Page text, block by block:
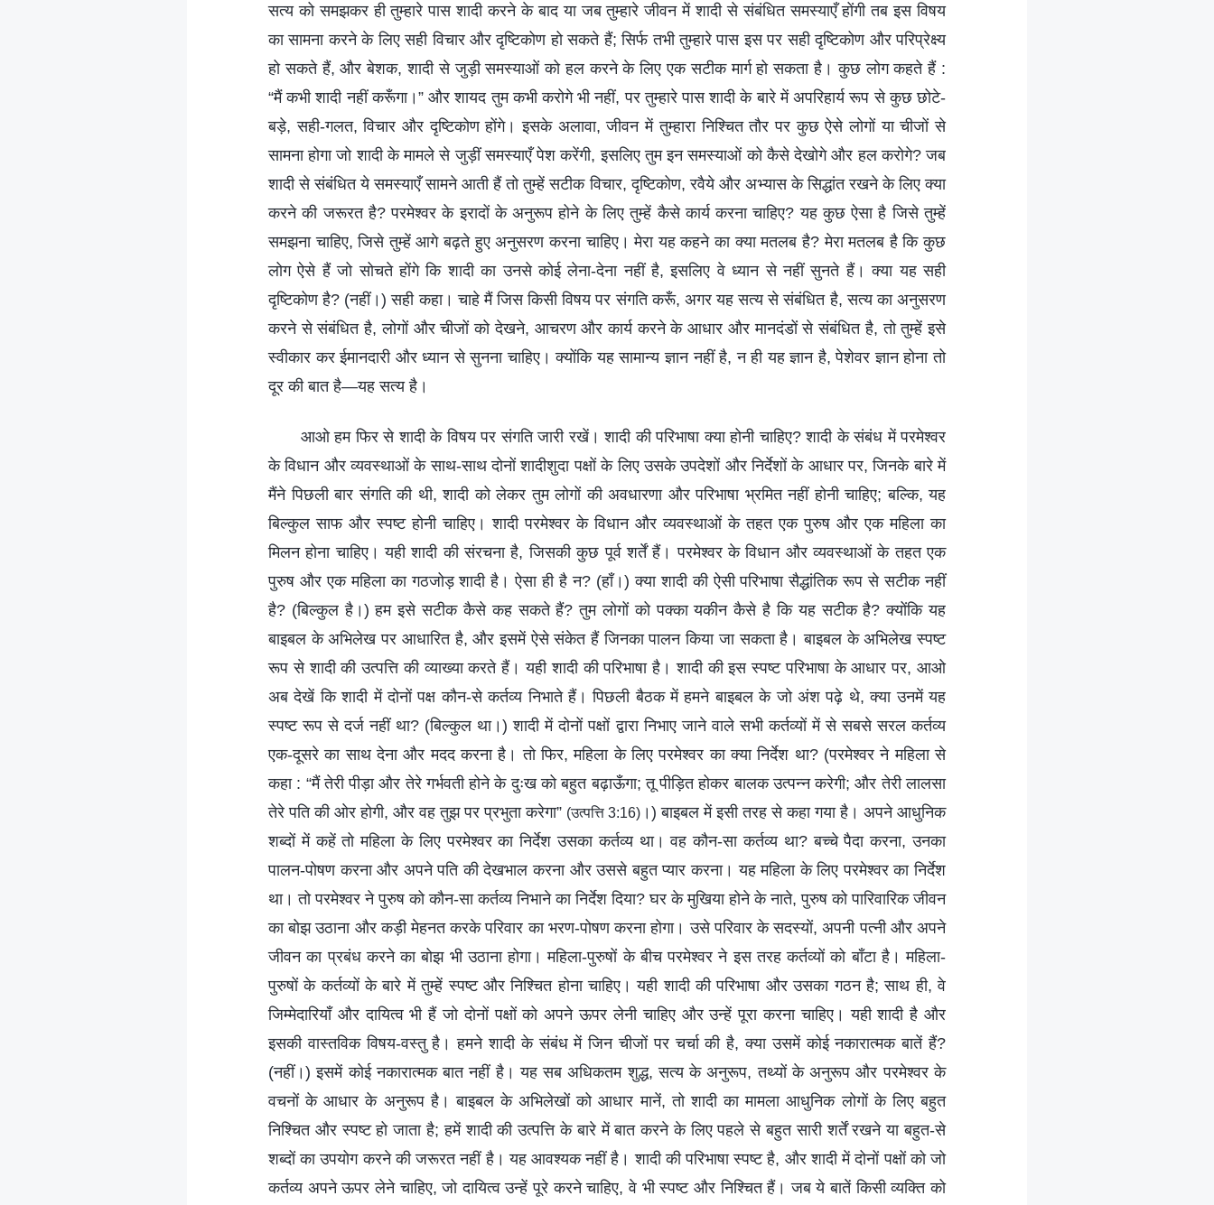
सत्य को समझकर ही तुम्हारे पास शादी करने के बाद या जब तुम्हारे जीवन में शादी से संबंधित समस्याएँ होंगी तब इस विषय
का सामना करने के लिए सही विचार और दृष्टिकोण हो सकते हैं; सिर्फ तभी तुम्हारे पास इस पर सही दृष्टिकोण और परिप्रेक्ष्य
हो सकते हैं, और बेशक, शादी से जुड़ी समस्याओं को हल करने के लिए एक सटीक मार्ग हो सकता है। कुछ लोग कहते हैं :
“मैं कभी शादी नहीं करूँगा।” और शायद तुम कभी करोगे भी नहीं, पर तुम्हारे पास शादी के बारे में अपरिहार्य रूप से कुछ छोटे-
बड़े, सही-गलत, विचार और दृष्टिकोण होंगे। इसके अलावा, जीवन में तुम्हारा निश्चित तौर पर कुछ ऐसे लोगों या चीजों से
सामना होगा जो शादी के मामले से जुड़ीं समस्याएँ पेश करेंगी, इसलिए तुम इन समस्याओं को कैसे देखोगे और हल करोगे? जब
शादी से संबंधित ये समस्याएँ सामने आती हैं तो तुम्हें सटीक विचार, दृष्टिकोण, रवैये और अभ्यास के सिद्धांत रखने के लिए क्या
करने की जरूरत है? परमेश्वर के इरादों के अनुरूप होने के लिए तुम्हें कैसे कार्य करना चाहिए? यह कुछ ऐसा है जिसे तुम्हें
समझना चाहिए, जिसे तुम्हें आगे बढ़ते हुए अनुसरण करना चाहिए। मेरा यह कहने का क्या मतलब है? मेरा मतलब है कि कुछ
लोग ऐसे हैं जो सोचते होंगे कि शादी का उनसे कोई लेना-देना नहीं है, इसलिए वे ध्यान से नहीं सुनते हैं। क्या यह सही
दृष्टिकोण है? (नहीं।) सही कहा। चाहे मैं जिस किसी विषय पर संगति करूँ, अगर यह सत्य से संबंधित है, सत्य का अनुसरण
करने से संबंधित है, लोगों और चीजों को देखने, आचरण और कार्य करने के आधार और मानदंडों से संबंधित है, तो तुम्हें इसे
स्वीकार कर ईमानदारी और ध्यान से सुनना चाहिए। क्योंकि यह सामान्य ज्ञान नहीं है, न ही यह ज्ञान है, पेशेवर ज्ञान होना तो
दूर की बात है—यह सत्य है।
आओ हम फिर से शादी के विषय पर संगति जारी रखें। शादी की परिभाषा क्या होनी चाहिए? शादी के संबंध में परमेश्वर
के विधान और व्यवस्थाओं के साथ-साथ दोनों शादीशुदा पक्षों के लिए उसके उपदेशों और निर्देशों के आधार पर, जिनके बारे में
मैंने पिछली बार संगति की थी, शादी को लेकर तुम लोगों की अवधारणा और परिभाषा भ्रमित नहीं होनी चाहिए; बल्कि, यह
बिल्कुल साफ और स्पष्ट होनी चाहिए। शादी परमेश्वर के विधान और व्यवस्थाओं के तहत एक पुरुष और एक महिला का
मिलन होना चाहिए। यही शादी की संरचना है, जिसकी कुछ पूर्व शर्तें हैं। परमेश्वर के विधान और व्यवस्थाओं के तहत एक
पुरुष और एक महिला का गठजोड़ शादी है। ऐसा ही है न? (हाँ।) क्या शादी की ऐसी परिभाषा सैद्धांतिक रूप से सटीक नहीं
है? (बिल्कुल है।) हम इसे सटीक कैसे कह सकते हैं? तुम लोगों को पक्का यकीन कैसे है कि यह सटीक है? क्योंकि यह
बाइबल के अभिलेख पर आधारित है, और इसमें ऐसे संकेत हैं जिनका पालन किया जा सकता है। बाइबल के अभिलेख स्पष्ट
रूप से शादी की उत्पत्ति की व्याख्या करते हैं। यही शादी की परिभाषा है। शादी की इस स्पष्ट परिभाषा के आधार पर, आओ
अब देखें कि शादी में दोनों पक्ष कौन-से कर्तव्य निभाते हैं। पिछली बैठक में हमने बाइबल के जो अंश पढ़े थे, क्या उनमें यह
स्पष्ट रूप से दर्ज नहीं था? (बिल्कुल था।) शादी में दोनों पक्षों द्वारा निभाए जाने वाले सभी कर्तव्यों में से सबसे सरल कर्तव्य
एक-दूसरे का साथ देना और मदद करना है। तो फिर, महिला के लिए परमेश्वर का क्या निर्देश था? (परमेश्वर ने महिला से
कहा : “मैं तेरी पीड़ा और तेरे गर्भवती होने के दुःख को बहुत बढ़ाऊँगा; तू पीड़ित होकर बालक उत्पन्न करेगी; और तेरी लालसा
तेरे पति की ओर होगी, और वह तुझ पर प्रभुता करेगा” (उत्पत्ति 3:16) ।) बाइबल में इसी तरह से कहा गया है। अपने आधुनिक
शब्दों में कहें तो महिला के लिए परमेश्वर का निर्देश उसका कर्तव्य था। वह कौन-सा कर्तव्य था? बच्चे पैदा करना, उनका
पालन-पोषण करना और अपने पति की देखभाल करना और उससे बहुत प्यार करना। यह महिला के लिए परमेश्वर का निर्देश
था। तो परमेश्वर ने पुरुष को कौन-सा कर्तव्य निभाने का निर्देश दिया? घर के मुखिया होने के नाते, पुरुष को पारिवारिक जीवन
का बोझ उठाना और कड़ी मेहनत करके परिवार का भरण-पोषण करना होगा। उसे परिवार के सदस्यों, अपनी पत्नी और अपने
जीवन का प्रबंध करने का बोझ भी उठाना होगा। महिला-पुरुषों के बीच परमेश्वर ने इस तरह कर्तव्यों को बाँटा है। महिला-
पुरुषों के कर्तव्यों के बारे में तुम्हें स्पष्ट और निश्चित होना चाहिए। यही शादी की परिभाषा और उसका गठन है; साथ ही, वे
जिम्मेदारियाँ और दायित्व भी हैं जो दोनों पक्षों को अपने ऊपर लेनी चाहिए और उन्हें पूरा करना चाहिए। यही शादी है और
इसकी वास्तविक विषय-वस्तु है। हमने शादी के संबंध में जिन चीजों पर चर्चा की है, क्या उसमें कोई नकारात्मक बातें हैं?
(नहीं।) इसमें कोई नकारात्मक बात नहीं है। यह सब अधिकतम शुद्ध, सत्य के अनुरूप, तथ्यों के अनुरूप और परमेश्वर के
वचनों के आधार के अनुरूप है। बाइबल के अभिलेखों को आधार मानें, तो शादी का मामला आधुनिक लोगों के लिए बहुत
निश्चित और स्पष्ट हो जाता है; हमें शादी की उत्पत्ति के बारे में बात करने के लिए पहले से बहुत सारी शर्तें रखने या बहुत-से
शब्दों का उपयोग करने की जरूरत नहीं है। यह आवश्यक नहीं है। शादी की परिभाषा स्पष्ट है, और शादी में दोनों पक्षों को जो
कर्तव्य अपने ऊपर लेने चाहिए, जो दायित्व उन्हें पूरे करने चाहिए, वे भी स्पष्ट और निश्चित हैं। जब ये बातें किसी व्यक्ति को